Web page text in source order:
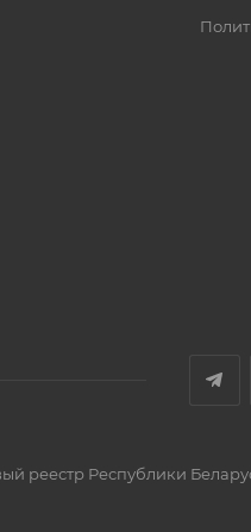
реестр Республики